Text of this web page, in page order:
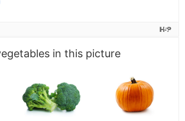
in this picture